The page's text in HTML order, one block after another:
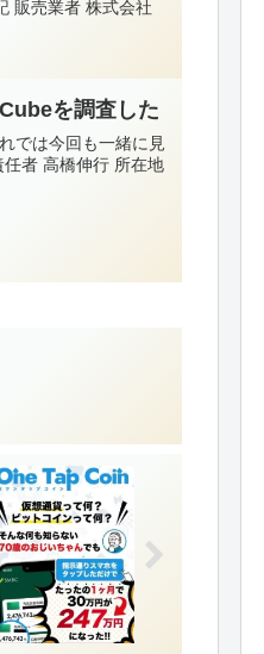
販売業者 株式会社
を調査した
では今回も一緒に見
者 高橋伸行 所在地